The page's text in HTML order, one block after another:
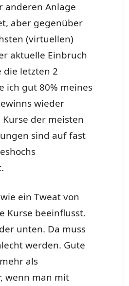
anderen Anlage
aber gegenüber
(virtuellen)
aktuelle Einbruch
die letzten 2
ich gut 80% meines
wieder
der meisten
sind auf fast
ein Tweat von
Kurse beeinflusst.
unten. Da muss
werden. Gute
als
wenn man mit